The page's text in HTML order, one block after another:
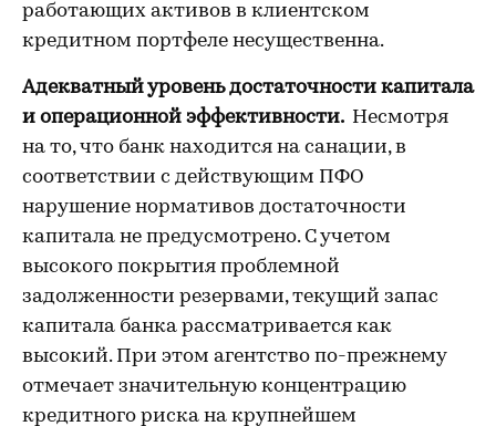
работающих активов в клиентском
кредитном портфеле несущественна.
Адекватный уровень достаточности капитала
и операционной эффективности. Несмотря
на то, что банк находится на санации, в
соответствии с действующим ПФО
нарушение нормативов достаточности
капитала не предусмотрено. С учетом
высокого покрытия проблемной
задолженности резервами, текущий запас
капитала банка рассматривается как
высокий. При этом агентство по-прежнему
отмечает значительную концентрацию
кредитного риска на крупнейшем